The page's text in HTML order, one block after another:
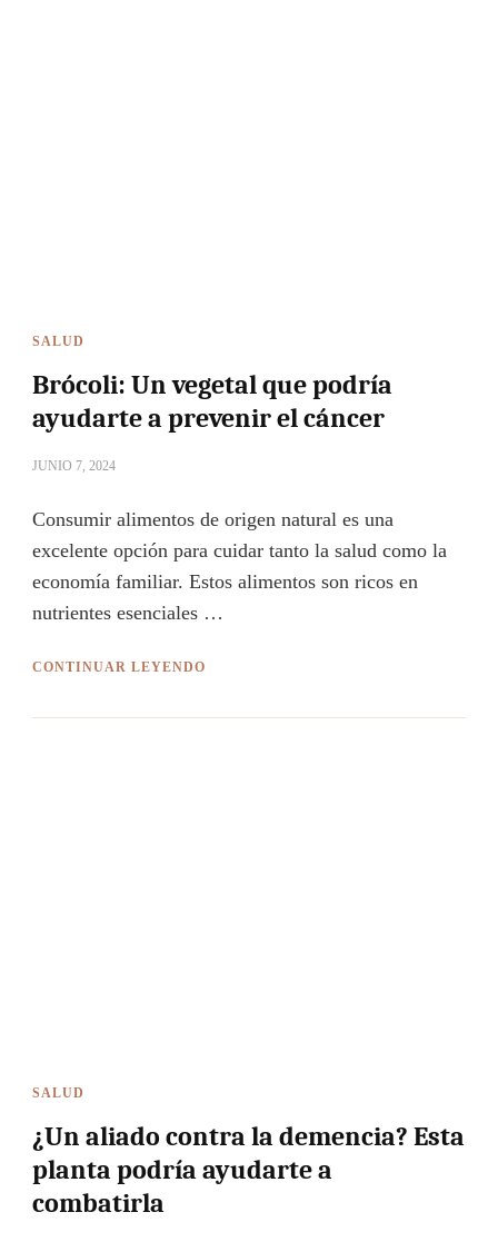
SALUD
Brócoli: Un vegetal que podría
ayudarte a prevenir el cáncer
JUNIO 7, 2024
Consumir alimentos de origen natural es una
excelente opción para cuidar tanto la salud como la
economía familiar. Estos alimentos son ricos en
nutrientes esenciales …
CONTINUAR LEYENDO
SALUD
¿Un aliado contra la demencia? Esta
planta podría ayudarte a
combatirla